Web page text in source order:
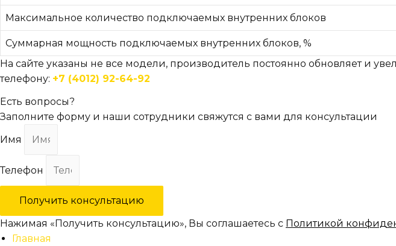
Максимальное количество подключаемых внутренних блоков
Суммарная мощность подключаемых внутренних блоков, %
На сайте указаны не все модели, производитель постоянно обновляет и
телефону: +7 (4012) 92-64-92
Есть вопросы?
Заполните форму и наши сотрудники свяжутся с вами для консультации
Имя
Телефон
Получить консультацию
Нажимая «Получить консультацию», Вы соглашаетесь с Политикой
Главная